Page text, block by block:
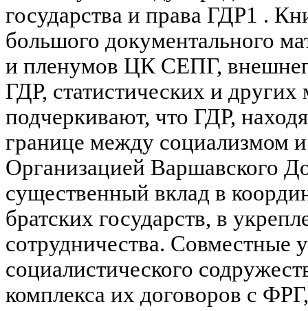
государства и права ГДР1 .
большого документального
и пленумов ЦК СЕПГ,
ГДР, статистических и
подчеркивают, что ГДР,
границе между социализмом
Организацией Варшавского
существенный вклад в
братских государств, в
сотрудничества. Совместные
социалистического
комплекса их договоров с